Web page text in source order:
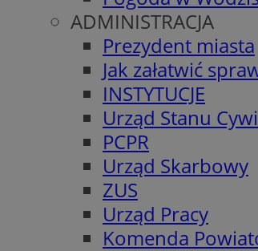
ADMINISTRACJA
Prezydent miasta
Jak załatwić
INSTYTUCJE
Urząd Stanu
PCPR
Urząd Skarbowy
ZUS
Urząd Pracy
Komenda